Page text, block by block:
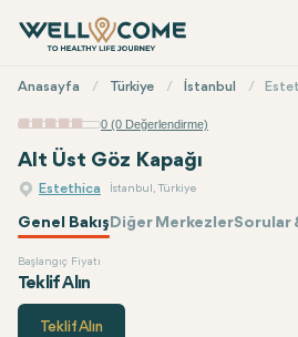
Menü
Anasayfa Türkiye İstanbul
0 (0 Değerlendirme)
Alt Üst Göz Kapağı
Estethica İstanbul, Türkiye
Genel BakışDiğer MerkezlerSorular
Başlangıç Fiyatı
Teklif Alın
Estethica Fiyatı
Teklif Alın